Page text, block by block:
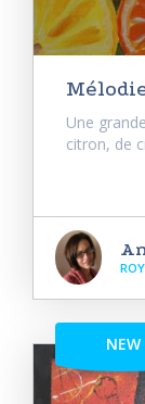
Une
citron, de
NEW